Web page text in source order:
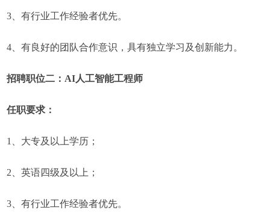
3、有行业工作经验者优先。
4、有良好的团队合作意识，具有独立学习及创新能力。
招聘职位二：AI人工智能工程师
任职要求：
1、大专及以上学历；
2、英语四级及以上；
3、有行业工作经验者优先。